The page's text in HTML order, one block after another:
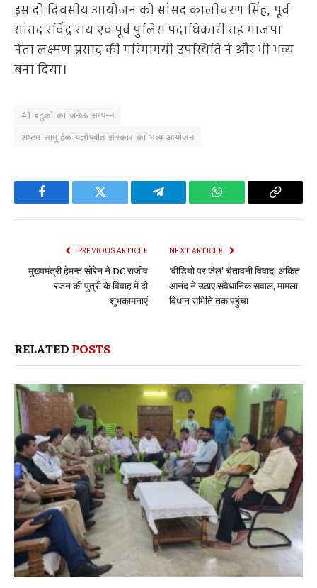
इस दो दिवसीय आयोजन को सांसद कालीचरण सिंह, पूर्व
सांसद रविंद्र राय एवं पूर्व पुलिस पदाधिकारी सह भाजपा
नेता लक्ष्मण प्रसाद की गरिमामयी उपस्थिति ने और भी भव्य
बना दिया।
41 बटुकों का जनेऊ सम्पन्न
अष्टम सामूहिक यज्ञोपवीत संस्कार का भव्य आयोजन
Facebook Twitter Telegram WhatsApp Copy
PREVIOUS ARTICLE
मुख्यमंत्री हेमन्त सोरेन ने DC राजीव
रंजन की पुत्री के विवाह में दी
शुभकामनाएं
NEXT ARTICLE
‘वीडियो पर जेल’ चेतावनी विवाद: अंकित
आनंद ने उठाए संवैधानिक सवाल, मामला
विधान समिति तक पहुंचा
RELATED POSTS